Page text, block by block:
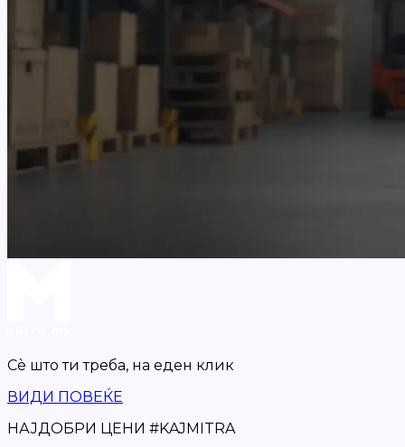
Сè што ти треба, на еден клик
ВИДИ ПОВЕЌЕ
НАЈДОБРИ ЦЕНИ #KAJMITRA